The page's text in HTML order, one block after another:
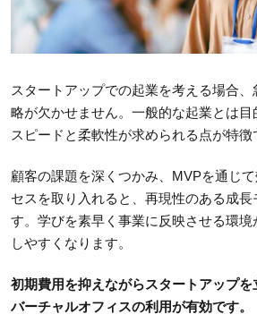
スタートアップでの起業を考える場合
略が欠かせません。一般的な起業とは目
スピードと柔軟性が求められる点が特徴
顧客の課題を深くつかみ、MVPを通じ
セスを取り入れると、再現性のある成長
す。学びを素早く事業に反映させる環境
しやすくなります。
初期費用を抑えながらスタートアップを
バーチャルオフィスの利用が有効です。